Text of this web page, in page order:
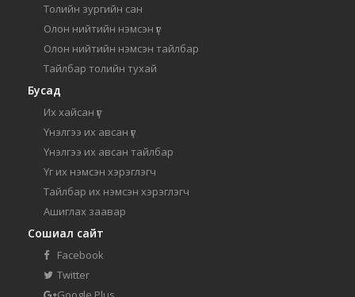
Толийн зургийн сан
Олон нийтийн нэмсэн үг
Олон нийтийн нэмсэн тайлбар
Тайлбар толийн тухай
Бусад
Их хайсан үг
Үнэлгээ их авсан үг
Үнэлгээ их авсан тайлбар
Үг их нэмсэн хэрэглэгч
Тайлбар их нэмсэн хэрэглэгч
Ашиглах заавар
Сошиал сайт
Facebook
Twitter